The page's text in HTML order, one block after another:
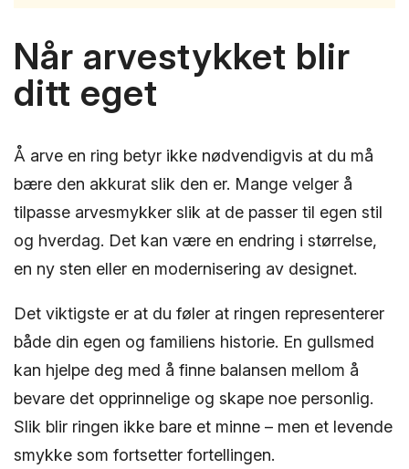
Når arvestykket blir
ditt eget
Å arve en ring betyr ikke nødvendigvis at du må
bære den akkurat slik den er. Mange velger å
tilpasse arvesmykker slik at de passer til egen stil
og hverdag. Det kan være en endring i størrelse,
en ny sten eller en modernisering av designet.
Det viktigste er at du føler at ringen representerer
både din egen og familiens historie. En gullsmed
kan hjelpe deg med å finne balansen mellom å
bevare det opprinnelige og skape noe personlig.
Slik blir ringen ikke bare et minne – men et levende
smykke som fortsetter fortellingen.